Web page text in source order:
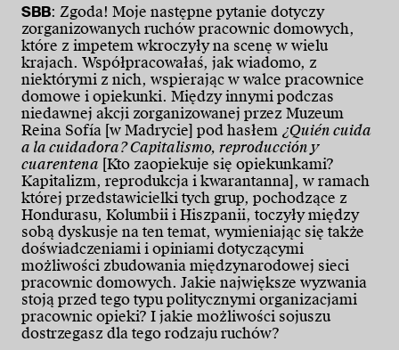
SBB: Zgoda! Moje następne pytanie dotyczy
zorganizowanych ruchów pracownic domowych,
które z impetem wkroczyły na scenę w wielu
krajach. Współpracowałaś, jak wiadomo, z
niektórymi z nich, wspierając w walce pracownice
domowe i opiekunki. Między innymi podczas
niedawnej akcji zorganizowanej przez Muzeum
Reina Sofía [w Madrycie] pod hasłem ¿Quién cuida
a la cuidadora? Capitalismo, reproducción y
cuarentena [Kto zaopiekuje się opiekunkami?
Kapitalizm, reprodukcja i kwarantanna], w ramach
której przedstawicielki tych grup, pochodzące z
Hondurasu, Kolumbii i Hiszpanii, toczyły między
sobą dyskusje na ten temat, wymieniając się także
doświadczeniami i opiniami dotyczącymi
możliwości zbudowania międzynarodowej sieci
pracownic domowych. Jakie największe wyzwania
stoją przed tego typu politycznymi organizacjami
pracownic opieki? I jakie możliwości sojuszu
dostrzegasz dla tego rodzaju ruchów?